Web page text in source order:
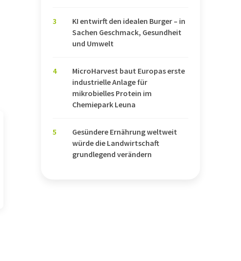
3
KI entwirft den idealen Burger – in
Sachen Geschmack, Gesundheit
und Umwelt
4
MicroHarvest baut Europas erste
industrielle Anlage für
mikrobielles Protein im
Chemiepark Leuna
5
Gesündere Ernährung weltweit
würde die Landwirtschaft
grundlegend verändern